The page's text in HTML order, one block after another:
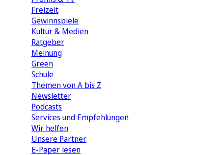
Freizeit
Gewinnspiele
Kultur & Medien
Ratgeber
Meinung
Green
Schule
Themen von A bis Z
Newsletter
Podcasts
Services und Empfehlungen
Wir helfen
Unsere Partner
E-Paper lesen